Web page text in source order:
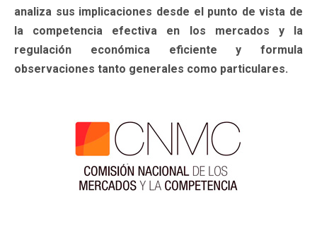
analiza sus implicaciones desde el punto de vista de
la competencia efectiva en los mercados y la
regulación económica eficiente y formula
observaciones tanto generales como particulares.